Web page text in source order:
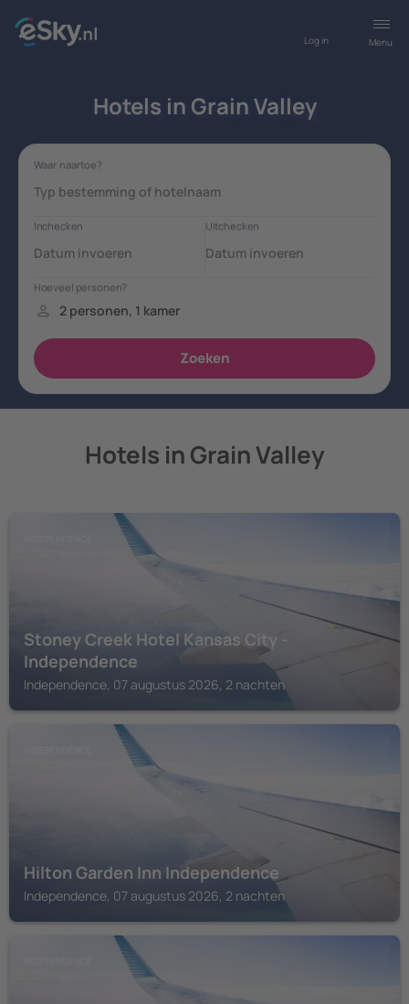
Menu
Log in
Hotels in Grain Valley
Hotels in Grain Valley
Stoney Creek Hotel Kansas City -
Independence
Independence, 07 augustus 2026, 2 nachten
Hilton Garden Inn Independence
Independence, 07 augustus 2026, 2 nachten